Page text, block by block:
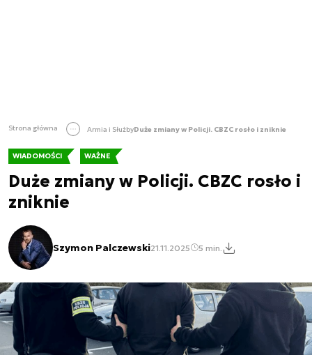
Strona główna Armia i SłużbyDuże zmiany w Policji. CBZC rosło i zniknie
WIADOMOŚCI WAŻNE
Duże zmiany w Policji. CBZC rosło i
zniknie
Szymon Palczewski21.11.2025 5 min.